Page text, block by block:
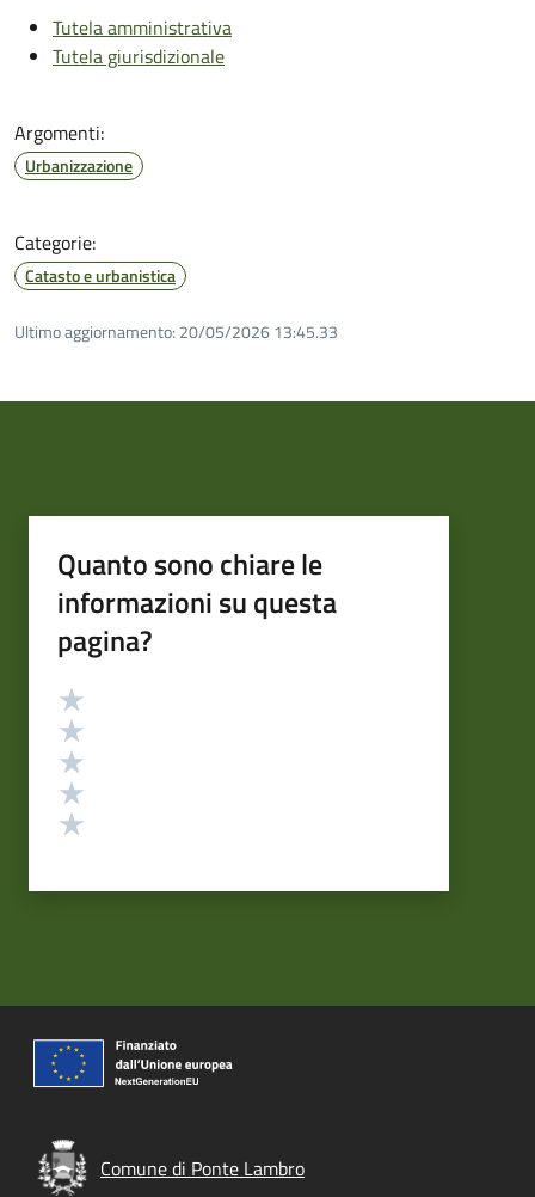
Tutela amministrativa
Tutela giurisdizionale
Argomenti:
Urbanizzazione
Categorie:
Catasto e urbanistica
Ultimo aggiornamento: 20/05/2026 13:45.33
Quanto sono chiare le
informazioni su questa
pagina?
Valutazione
Comune di Ponte Lambro